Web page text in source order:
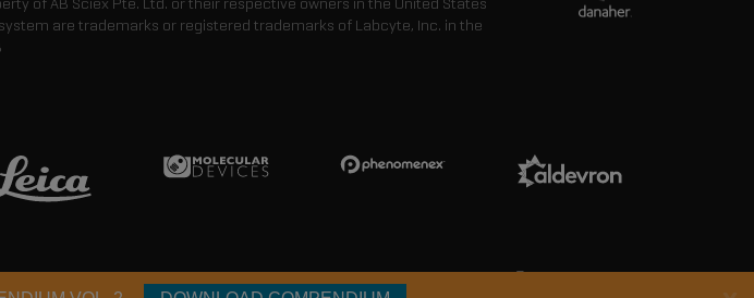
system are trademarks or registered trademarks of Labcyte, Inc. in the